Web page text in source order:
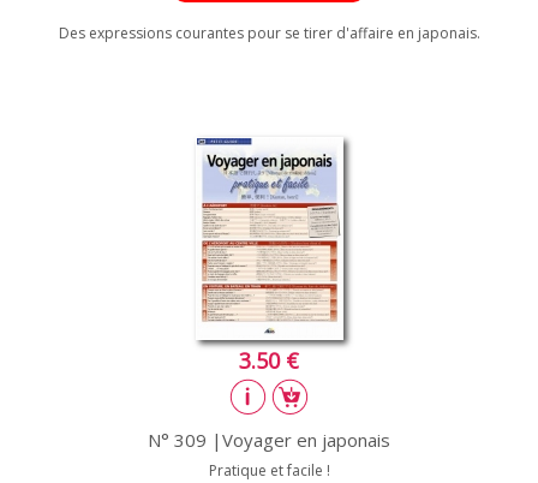
Des expressions courantes pour se tirer d'affaire en japonais.
3.50 €
N° 309 |Voyager en japonais
Pratique et facile !